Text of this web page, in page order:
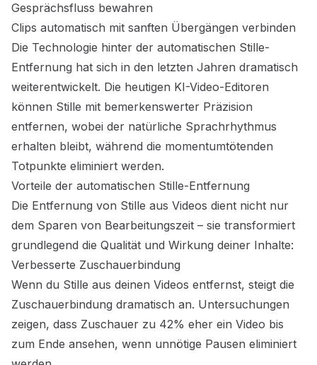
Gesprächsfluss bewahren
Clips automatisch mit sanften Übergängen verbinden
Die Technologie hinter der automatischen Stille-
Entfernung hat sich in den letzten Jahren dramatisch
weiterentwickelt. Die heutigen KI-Video-Editoren
können Stille mit bemerkenswerter Präzision
entfernen, wobei der natürliche Sprachrhythmus
erhalten bleibt, während die momentumtötenden
Totpunkte eliminiert werden.
Vorteile der automatischen Stille-Entfernung
Die Entfernung von Stille aus Videos dient nicht nur
dem Sparen von Bearbeitungszeit – sie transformiert
grundlegend die Qualität und Wirkung deiner Inhalte:
Verbesserte Zuschauerbindung
Wenn du Stille aus deinen Videos entfernst, steigt die
Zuschauerbindung dramatisch an. Untersuchungen
zeigen, dass Zuschauer zu 42% eher ein Video bis
zum Ende ansehen, wenn unnötige Pausen eliminiert